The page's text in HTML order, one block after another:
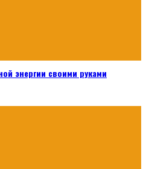
энергии своими руками